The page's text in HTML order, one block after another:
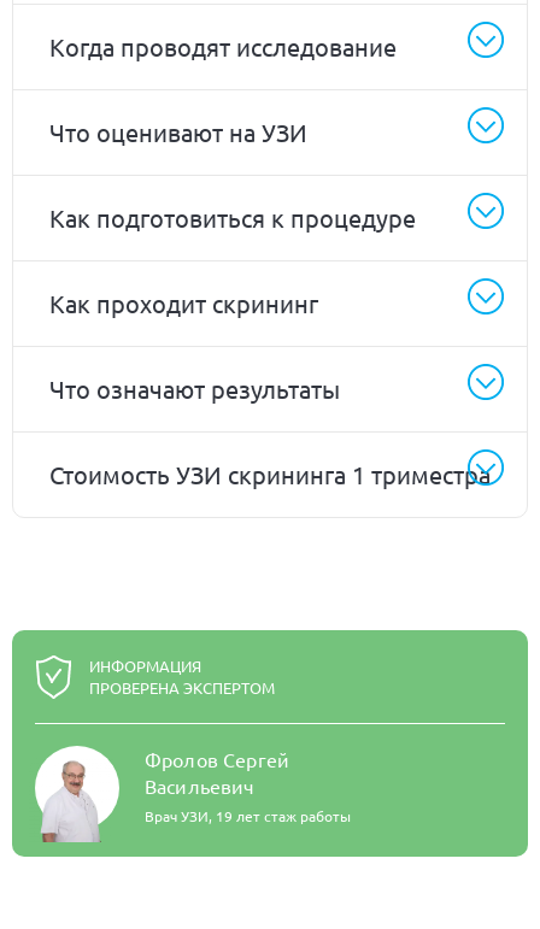
Когда проводят исследование
Что оценивают на УЗИ
Как подготовиться к процедуре
Как проходит скрининг
Что означают результаты
Стоимость УЗИ скрининга 1 триместра
ИНФОРМАЦИЯ
ПРОВЕРЕНА ЭКСПЕРТОМ
Фролов Сергей
Васильевич
Врач УЗИ, 19 лет стаж работы